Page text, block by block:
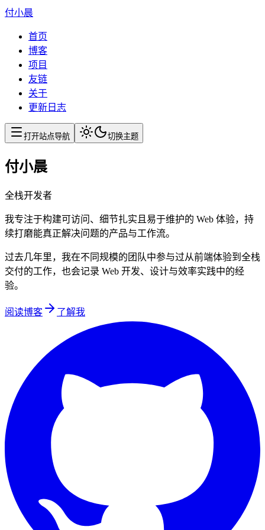
付小晨
首页
博客
项目
友链
关于
更新日志
打开站点导航 切换主题
付小晨
全栈开发者
我专注于构建可访问、细节扎实且易于维护的 Web 体验，持
续打磨能真正解决问题的产品与工作流。
过去几年里，我在不同规模的团队中参与过从前端体验到全栈
交付的工作，也会记录 Web 开发、设计与效率实践中的经
验。
阅读博客 了解我